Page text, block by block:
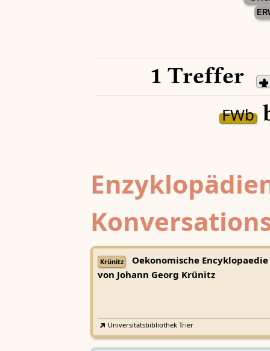
1 Treffer
FWb
Krünitz
Oekonomische Encyklopaedie
von Johann Georg Krünitz
Universitätsbibliothek Trier